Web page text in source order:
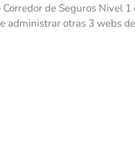
de Seguros Nivel
administrar otras 3 webs